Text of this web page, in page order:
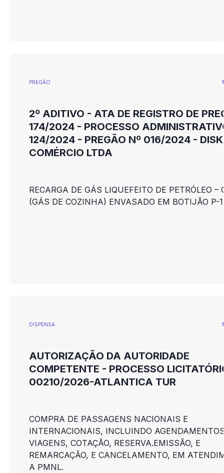
PREGÃO
2º ADITIVO - ATA DE REGISTRO DE
174/2024 - PROCESSO
124/2024 - PREGÃO Nº 016/2024 -
COMÉRCIO LTDA
RECARGA DE GÁS LIQUEFEITO DE PETRÓLEO –
(GÁS DE COZINHA) ENVASADO EM BOTIJÃO P-
DISPENSA
AUTORIZAÇÃO DA AUTORIDADE
COMPETENTE - PROCESSO
00210/2026-ATLANTICA TUR
COMPRA DE PASSAGENS NACIONAIS E
INTERNACIONAIS, INCLUINDO
VIAGENS, COTAÇÃO, RESERVA.EMISSÃO, E
REMARCAÇÃO, E CANCELAMENTO, EM
A PMNL.